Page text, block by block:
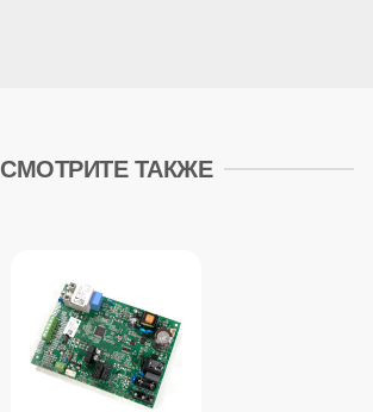
СМОТРИТЕ ТАКЖЕ